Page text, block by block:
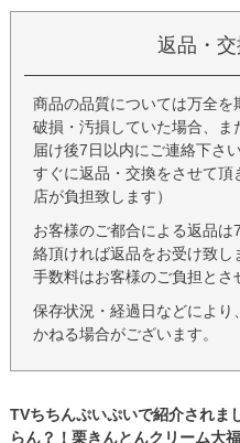
返品・
商品の品質については万全
破損・汚損していた場合、
届け後7日以内にご連絡下さい
すぐに返品・交換をさせて頂
店が負担致します）
お客様のご都合による返品
絡頂ければ返品をお受け致
手数料はお客様のご負担とさ
保存状況・経過日などにより
かねる場合がございます。
TVちちんぷいぷいで紹介されま
らん？！栗きんとんクリーム大